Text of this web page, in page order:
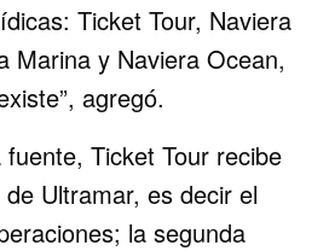
Ticket Tour, Naviera
Marina y Naviera Ocean,
agregó.
Ticket Tour recibe
Ultramar, es decir el
la segunda